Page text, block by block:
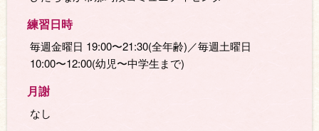
練習日時
毎週金曜日 19:00〜21:30(全年齢)／毎週土曜日
10:00〜12:00(幼児〜中学生まで)
月謝
なし